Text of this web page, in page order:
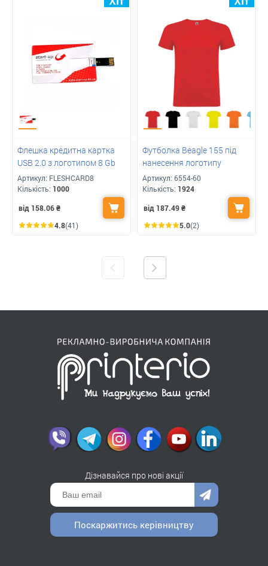
Флешка кредитна картка
USB 2.0 з логотипом 8 Gb
Артикул: FLESHCARD8
Кількість: 1000
від 158.06₴
4.8(41)
Футболка Beagle 155 під
нанесення логотипу
Артикул: 6554-60
Кількість: 1924
від 187.49₴
5.0(2)
Дізнавайся про нові акції
Поскаржитись керівництву